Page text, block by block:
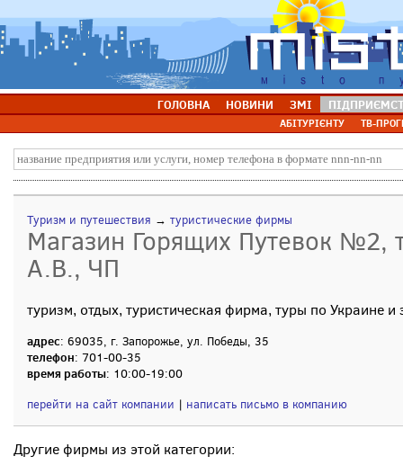
ГОЛОВНА НОВИНИ ЗМІ
АБІТУРІЄНТУ ТВ-
Туризм и путешествия → туристические фирмы
Магазин Горящих Путевок №2,
А.В., ЧП
туризм, отдых, туристическая фирма, туры по Украине
адрес: 69035, г. Запорожье, ул. Победы, 35
телефон: 701-00-35
время работы: 10:00-19:00
перейти на сайт компании | написать письмо в компанию
Другие фирмы из этой категории: